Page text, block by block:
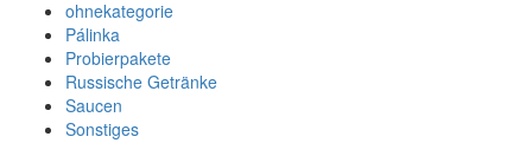
ohnekategorie
Pálinka
Probierpakete
Russische Getränke
Saucen
Sonstiges